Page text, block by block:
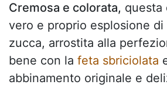
Cremosa e colorata, questa
vero e proprio esplosione di
zucca, arrostita alla
bene con la feta sbriciolata
abbinamento originale e